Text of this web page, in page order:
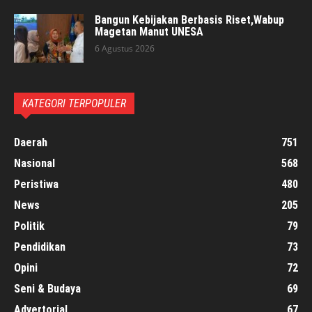
Bangun Kebijakan Berbasis Riset,Wabup
Magetan Manut UNESA
6 Agustus 2026
KATEGORI TERPOPULER
Daerah
751
Nasional
568
Peristiwa
480
News
205
Politik
79
Pendidikan
73
Opini
72
Seni & Budaya
69